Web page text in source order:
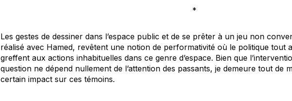
*
Les gestes de dessiner dans l’espace public et de se prêter à un jeu non
réalisé avec Hamed, revêtent une notion de performativité où le politique tout
greffent aux actions inhabituelles dans ce genre d’espace. Bien que
question ne dépend nullement de l’attention des passants, je demeure tout de
certain impact sur ces témoins.